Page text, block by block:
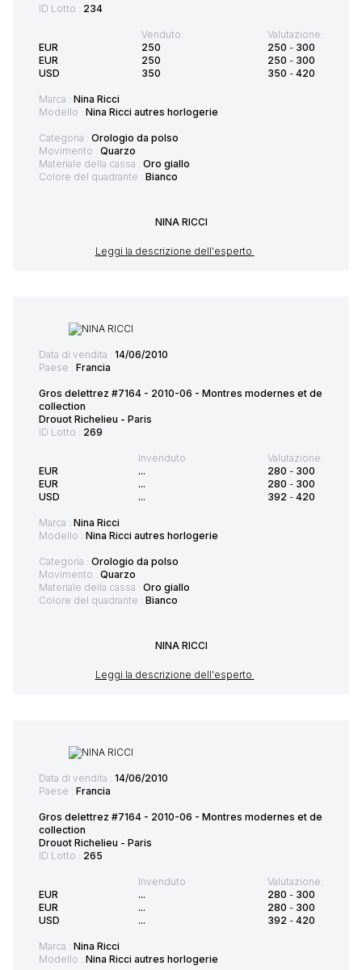
ID Lotto : 234
EUR
EUR
USD
Venduto:
250
250
350
Valutazione:
250 - 300
250 - 300
350 - 420
Marca : Nina Ricci
Modello : Nina Ricci autres horlogerie
Categoria : Orologio da polso
Movimento : Quarzo
Materiale della cassa : Oro giallo
Colore del quadrante : Bianco
NINA RICCI
Leggi la descrizione dell'esperto
Data di vendita : 14/06/2010
Paese : Francia
Gros delettrez #7164 - 2010-06 - Montres modernes et de
collection
Drouot Richelieu - Paris
ID Lotto : 269
EUR
EUR
USD
Invenduto
...
...
...
Valutazione:
280 - 300
280 - 300
392 - 420
Marca : Nina Ricci
Modello : Nina Ricci autres horlogerie
Categoria : Orologio da polso
Movimento : Quarzo
Materiale della cassa : Oro giallo
Colore del quadrante : Bianco
NINA RICCI
Leggi la descrizione dell'esperto
Data di vendita : 14/06/2010
Paese : Francia
Gros delettrez #7164 - 2010-06 - Montres modernes et de
collection
Drouot Richelieu - Paris
ID Lotto : 265
EUR
EUR
USD
Invenduto
...
...
...
Valutazione:
280 - 300
280 - 300
392 - 420
Marca : Nina Ricci
Modello : Nina Ricci autres horlogerie